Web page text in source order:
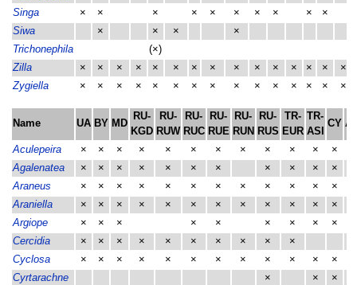
Singa
× × × × × × × × ×
×
Siwa
× × ×
×
Trichonephila
(×)
Zilla
× × × × × × × × × × × × × ×
×
Zygiella
× × × × × × × × × × × × × × ×
Name UA BY MD
RU-
KGD
RU-
RUW
RU-
RUC
RU-
RUE
RU-
RUN
RU-
RUS
TR-
EUR
TR-
ASI
CY
Aculepeira × × × × × × × × × × × ×
Agalenatea
× × × × × × × × × × ×
Araneus
× × × × × × × × × × × ×
Araniella
× × × × × × × × × × × ×
Argiope
× × × × × × × × ×
Cercidia
× × × × × × × × ×
×
Cyclosa
× × × × × × × × × × × ×
Cyrtarachne
× ×
×